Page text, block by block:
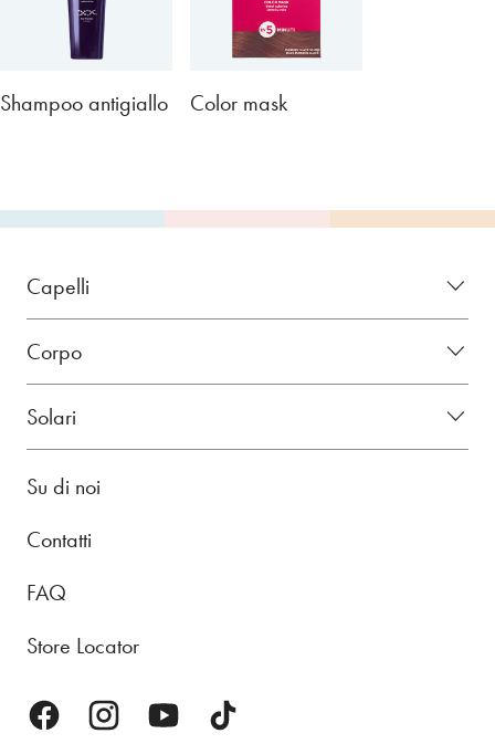
Shampoo antigiallo Color mask
Capelli
Corpo
Solari
Su di noi
Contatti
FAQ
Store Locator